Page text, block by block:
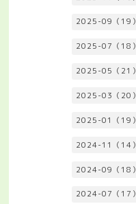
2025-09（19）
2025-07（18）
2025-05（21）
2025-03（20）
2025-01（19）
2024-11（14）
2024-09（18）
2024-07（17）